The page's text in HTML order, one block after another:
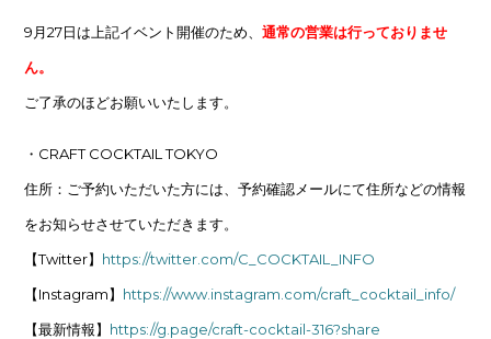
9月27日は上記イベント開催のため、通常の営業は行っておりませ
ん。
ご了承のほどお願いいたします。
・CRAFT COCKTAIL TOKYO
住所：ご予約いただいた方には、予約確認メールにて住所などの情報
をお知らせさせていただきます。
【Twitter】 https://twitter.com/C_COCKTAIL_INFO
【Instagram】 https://www.instagram.com/craft_cocktail_info/
【最新情報】 https://g.page/craft-cocktail-316?share